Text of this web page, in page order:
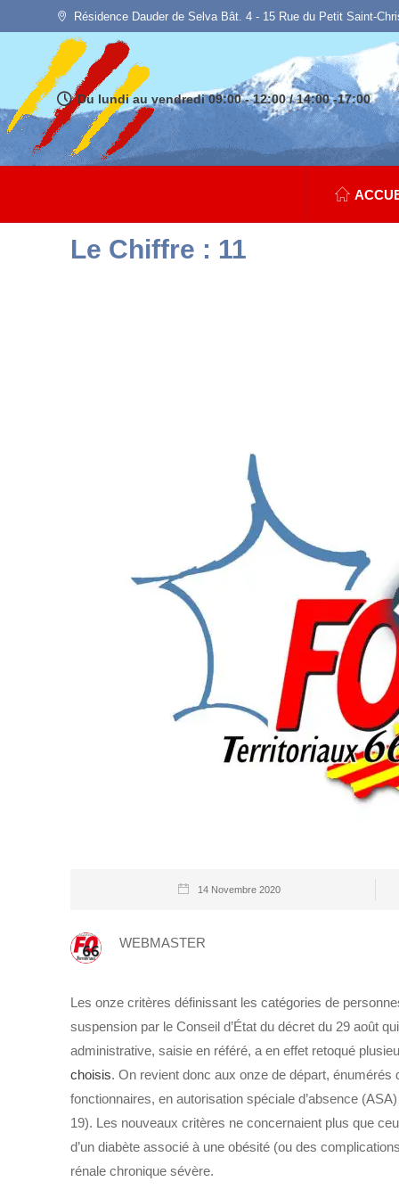
Résidence Dauder de Selva Bât. 4 - 15 Rue du Petit Saint-
Du lundi au vendredi 09:00 - 12:00 / 14:00 -17:00
Le Chiffre : 11
14 Novembre 2020
WEBMASTER
Les onze critères définissant les catégories de
suspension par le Conseil d’État du décret du 29 août
administrative, saisie en référé, a en effet retoqué
choisis. On revient donc aux onze de départ,
fonctionnaires, en autorisation spéciale d’absence
19). Les nouveaux critères ne concernaient plus que
d’un diabète associé à une obésité (ou des
rénale chronique sévère.